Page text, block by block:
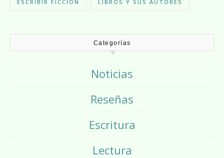
ESCRIBIR FICCION LIBROS Y SUS AUTORES
Categorías
Noticias
Reseñas
Escritura
Lectura